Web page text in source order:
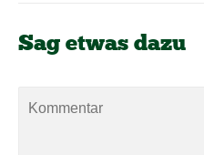
Sag etwas dazu